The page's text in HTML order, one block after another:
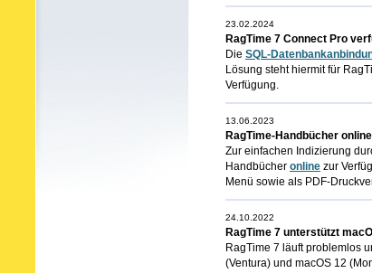
23.02.2024
RagTime 7 Connect Pro
Die SQL-
Lösung steht hiermit für
Verfügung.
13.06.2023
RagTime-Handbücher online
Zur einfachen Indizierung
Handbücher online zur
Menü sowie als PDF-
24.10.2022
RagTime 7 unterstützt
RagTime 7 läuft problemlos
(Ventura) und macOS 12